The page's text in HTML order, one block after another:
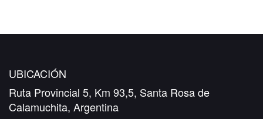
UBICACIÓN
Ruta Provincial 5, Km 93,5, Santa Rosa de
Calamuchita, Argentina